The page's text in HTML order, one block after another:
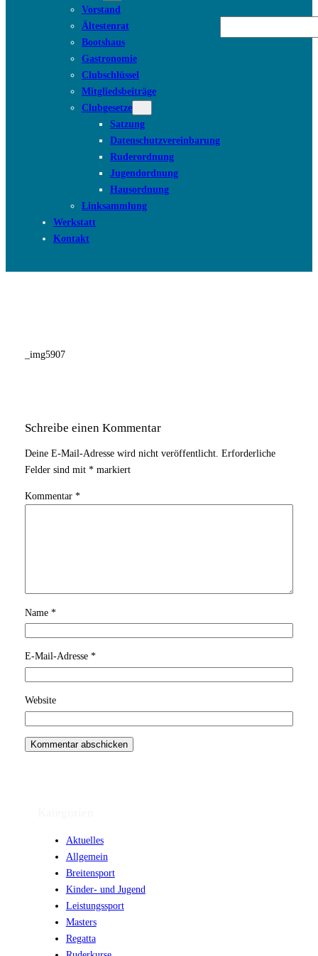
Vorstand
Ältestenrat
Bootshaus
Gastronomie
Clubschlüssel
Mitgliedsbeiträge
Clubgesetze
Satzung
Datenschutzvereinbarung
Ruderordnung
Jugendordnung
Hausordnung
Linksammlung
Werkstatt
Kontakt
_img5907
Schreibe einen Kommentar
Deine E-Mail-Adresse wird nicht veröffentlicht. Erforderliche
Felder sind mit *markiert
Kommentar *
Name *
E-Mail-Adresse *
Website
Aktuelles
Allgemein
Breitensport
Kinder- und Jugend
Leistungssport
Masters
Regatta